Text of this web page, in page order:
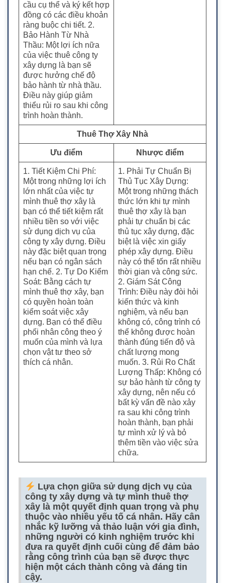
cầu cụ thể và ký kết hợp
đồng có các điều khoản
ràng buộc chi tiết. 2.
Bảo Hành Từ Nhà
Thầu: Một lợi ích nữa
của việc thuê công ty
xây dựng là bạn sẽ
được hưởng chế độ
bảo hành từ nhà thầu.
Điều này giúp giảm
thiểu rủi ro sau khi công
trình hoàn thành.
Thuê Thợ Xây Nhà
Ưu điểm Nhược điểm
1. Tiết Kiệm Chi Phí:
Một trong những lợi ích
lớn nhất của việc tự
mình thuê thợ xây là
bạn có thể tiết kiệm rất
nhiều tiền so với việc
sử dụng dịch vụ của
công ty xây dựng. Điều
này đặc biệt quan trọng
nếu bạn có ngân sách
hạn chế. 2. Tự Do Kiểm
Soát: Bằng cách tự
mình thuê thợ xây, bạn
có quyền hoàn toàn
kiểm soát việc xây
dựng. Bạn có thể điều
phối nhân công theo ý
muốn của mình và lựa
chọn vật tư theo sở
thích cá nhân.
1. Phải Tự Chuẩn Bị
Thủ Tục Xây Dựng:
Một trong những thách
thức lớn khi tự mình
thuê thợ xây là bạn
phải tự chuẩn bị các
thủ tục xây dựng, đặc
biệt là việc xin giấy
phép xây dựng. Điều
này có thể tốn rất nhiều
thời gian và công sức.
2. Giám Sát Công
Trình: Điều này đòi hỏi
kiến thức và kinh
nghiệm, và nếu bạn
không có, công trình có
thể không được hoàn
thành đúng tiến độ và
chất lượng mong
muốn. 3. Rủi Ro Chất
Lượng Thấp: Không có
sự bảo hành từ công ty
xây dựng, nên nếu có
bất kỳ vấn đề nào xảy
ra sau khi công trình
hoàn thành, bạn phải
tự mình xử lý và bỏ
thêm tiền vào việc sửa
chữa.
Lựa chọn giữa sử dụng dịch vụ của
công ty xây dựng và tự mình thuê thợ
xây là một quyết định quan trọng và phụ
thuộc vào nhiều yếu tố cá nhân. Hãy cân
nhắc kỹ lưỡng và thảo luận với gia đình,
những người có kinh nghiệm trước khi
đưa ra quyết định cuối cùng để đảm bảo
rằng công trình của bạn sẽ được thực
hiện một cách thành công và đáng tin
cậy.